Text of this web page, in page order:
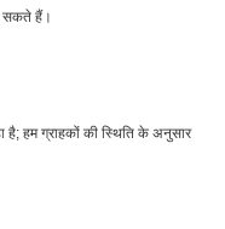
सकते हैं।
है; हम ग्राहकों की स्थिति के अनुसार